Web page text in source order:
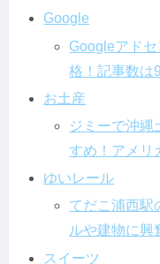
Google
Googleアド
格！記事数は
お土産
ジミーで沖縄
すめ！アメリ
ゆいレール
てだこ浦西駅
ルや建物に興
スイーツ